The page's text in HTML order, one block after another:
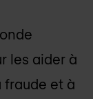
les aider à
fraude et à